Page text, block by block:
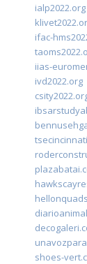
ialp2022.org
ifac-
iias-
ivd2022.org
shoes-